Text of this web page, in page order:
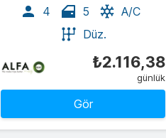
4 5
A/C
Düz.
₺2.116,38
günlük
Gör